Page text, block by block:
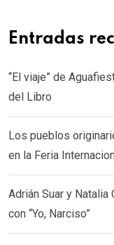
Entradas
“El viaje” de
del Libro
Los pueblos
en la Feria
Adrián Suar y
con “Yo, Narciso”